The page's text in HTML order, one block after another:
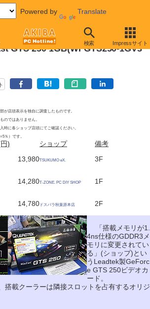
Powered by Translate
検索 Impressサイト
250 1GB(WFGTS250-1GV3
店頭表示を独自に調査したものです。
のではありません。
に各ショップ店頭にてご確認ください。
％）です。
) ショップ
備考
13,980TSUKUMO eX. 3F
14,280T-ZONE. PC DIY SHOP 1F
14,780 ドスパラ秋葉原本店 2F
「搭載メモリが1.
4ns仕様のGDDR3メ
モリに変更されてい
る」(ショップ)とい
うLeadtek製GeForc
e GTS 250ビデオカ
ード。
載クーラーは隣接スロットを占有するオリジ